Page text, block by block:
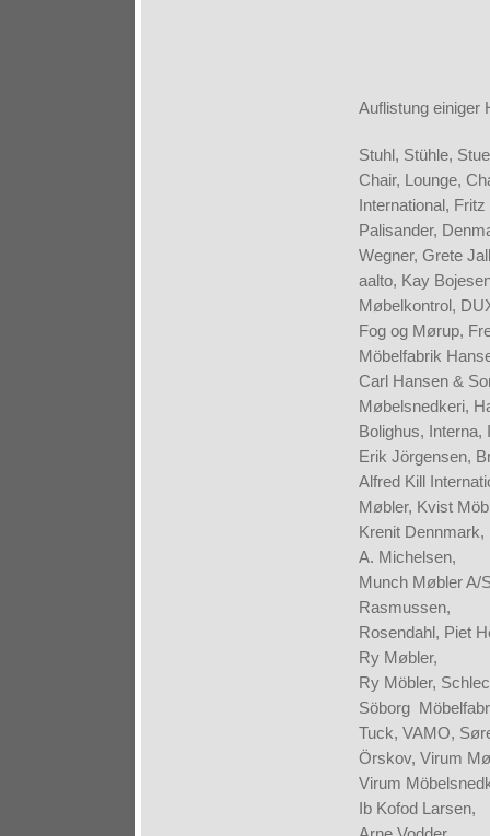
Auflistung einiger
Stuhl, Stühle,
Chair, Lounge,
International,
Palisander,
Wegner, Grete
aalto, Kay
Møbelkontrol,
Fog og Mørup,
Möbelfabrik
Carl Hansen &
Møbelsnedkeri,
Bolighus,
Erik Jörgensen,
Alfred Kill
Møbler, Kvist
Krenit
A. Michelsen,
Munch Møbler A/
Rasmussen,
Rosendahl, Piet
Ry Møbler,
Ry Möbler,
Söborg
Tuck, VAMO,
Örskov, Virum
Virum
Ib Kofod Larsen,